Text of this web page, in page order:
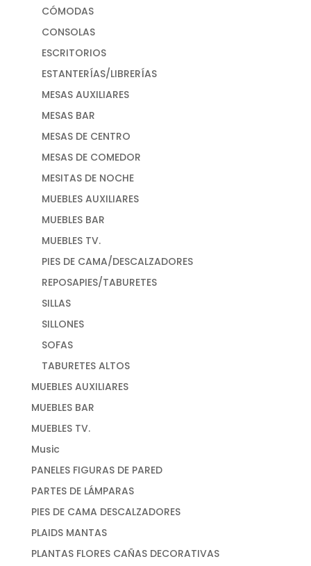
CÓMODAS
CONSOLAS
ESCRITORIOS
ESTANTERÍAS/LIBRERÍAS
MESAS AUXILIARES
MESAS BAR
MESAS DE CENTRO
MESAS DE COMEDOR
MESITAS DE NOCHE
MUEBLES AUXILIARES
MUEBLES BAR
MUEBLES TV.
PIES DE CAMA/DESCALZADORES
REPOSAPIES/TABURETES
SILLAS
SILLONES
SOFAS
TABURETES ALTOS
MUEBLES AUXILIARES
MUEBLES BAR
MUEBLES TV.
Music
PANELES FIGURAS DE PARED
PARTES DE LÁMPARAS
PIES DE CAMA DESCALZADORES
PLAIDS MANTAS
PLANTAS FLORES CAÑAS DECORATIVAS